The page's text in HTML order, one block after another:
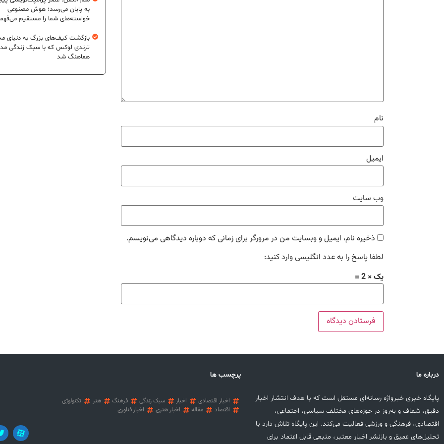
نام
ایمیل
وب‌ سایت
ذخیره نام، ایمیل و وبسایت من در مرورگر برای زمانی که دوباره دیدگاهی می‌نویسم.
لطفا پاسخ را به عدد انگلیسی وارد کنید:
یک × 2 =
به پایان می‌رسد؛ هوش مصنوعی
خواسته‌های شما را مستقیم
بازگشت کیف‌های بزرگ به دنیای
ترندی لوکس که با سبک زندگی
هماهنگ شد
درباره ما
پایگاه خبری خبرواژه رسانه‌ای مستقل است که با هدف انتشار اخبار
دقیق، شفاف و به‌روز در حوزه‌های مختلف سیاسی، اجتماعی،
اقتصادی، فرهنگی و ورزشی فعالیت می‌کند. این پایگاه تلاش دارد با
تحلیل‌های عمیق و بازنشر اخبار معتبر، منبعی قابل اعتماد برای
پرچسب ها
اخبار اقتصادی اخبار سبک زندگی فرهنگ هنر
تکنولوژی
اقتصاد
مقاله اخبار هنری اخبار فناوری